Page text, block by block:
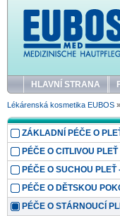
HLAVNÍ STRANA
Lékárenská kosmetika EUBOS »
ZÁKLADNÍ PÉČE O
PÉČE O CITLIVOU PLEŤ
PÉČE O SUCHOU PLEŤ
PÉČE O DĚTSKOU
PÉČE O STÁRNOUCÍ